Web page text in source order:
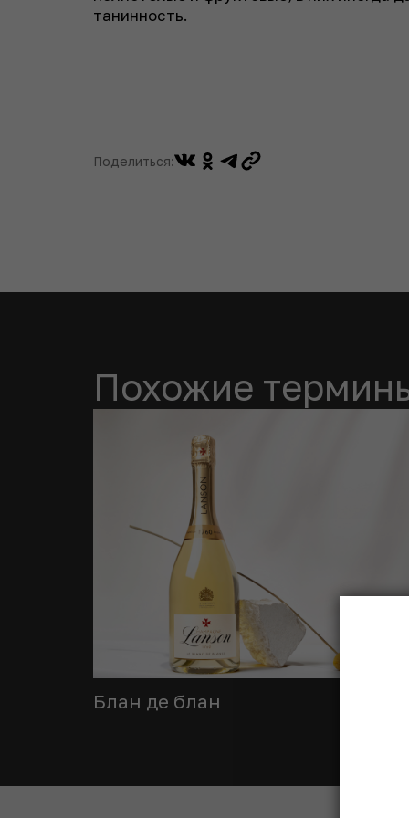
танинность.
Поделиться:
Похожие
Блан де блан